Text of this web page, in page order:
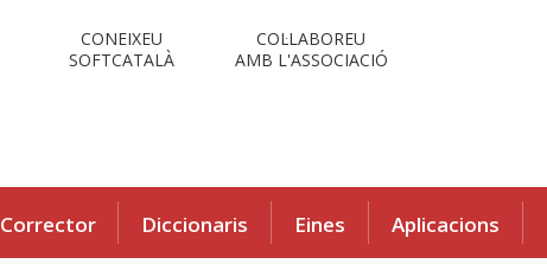
CONEIXEU
SOFTCATALÀ
COL·LABOREU
AMB L'ASSOCIACIÓ
Corrector Diccionaris Eines Aplicacions